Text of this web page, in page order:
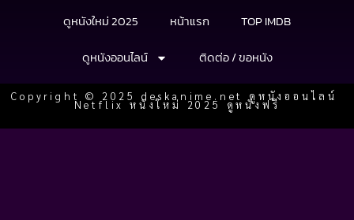
ดูหนังใหม่ 2025 หน้าแรก
TOP IMDB
ดูหนังออนไลน์
ติดต่อ / ขอหนัง
Copyright © 2025 deskanime.net ดูหนังออนไลน์
Netflix หนังใหม่ 2025 ดูหนังฟรี